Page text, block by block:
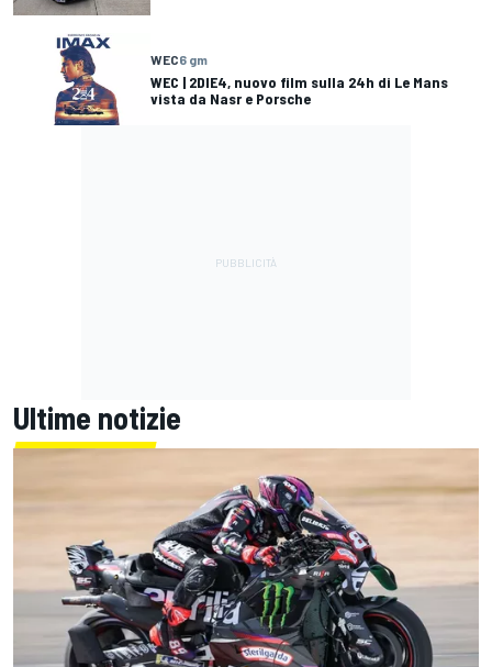
WEC6 gm
WEC | 2DIE4, nuovo film sulla 24h di Le Mans
vista da Nasr e Porsche
Ultime notizie